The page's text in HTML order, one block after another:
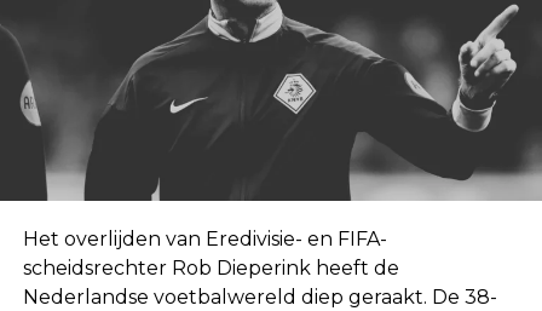
Het overlijden van Eredivisie- en FIFA-
scheidsrechter Rob Dieperink heeft de
Nederlandse voetbalwereld diep geraakt. De 38-